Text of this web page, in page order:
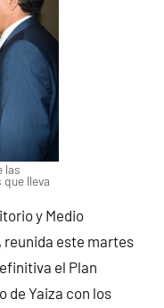
las
que lleva
y Medio
reunida este martes
el Plan
de Yaiza con los